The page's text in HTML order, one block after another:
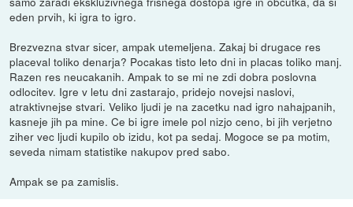
eden prvih, ki igra to igro.
Brezvezna stvar sicer, ampak utemeljena. Zakaj bi drugace res
placeval toliko denarja? Pocakas tisto leto dni in placas toliko manj.
Razen res neucakanih. Ampak to se mi ne zdi dobra poslovna
odlocitev. Igre v letu dni zastarajo, pridejo novejsi naslovi,
atraktivnejse stvari. Veliko ljudi je na zacetku nad igro nahajpanih,
kasneje jih pa mine. Ce bi igre imele pol nizjo ceno, bi jih verjetno
ziher vec ljudi kupilo ob izidu, kot pa sedaj. Mogoce se pa motim,
seveda nimam statistike nakupov pred sabo.
Ampak se pa zamislis.